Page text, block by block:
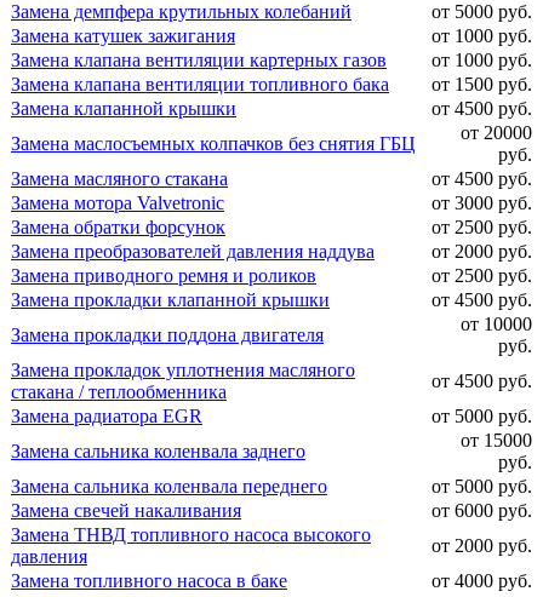
Замена демпфера крутильных колебаний
от 5000 руб.
Замена катушек зажигания
от 1000 руб.
Замена клапана вентиляции картерных газов
от 1000 руб.
Замена клапана вентиляции топливного бака
от 1500 руб.
Замена клапанной крышки
от 4500 руб.
Замена маслосъемных колпачков без снятия ГБЦ
от 20000
руб.
Замена масляного стакана
от 4500 руб.
Замена мотора Valvetronic
от 3000 руб.
Замена обратки форсунок
от 2500 руб.
Замена преобразователей давления наддува
от 2000 руб.
Замена приводного ремня и роликов
от 2500 руб.
Замена прокладки клапанной крышки
от 4500 руб.
Замена прокладки поддона двигателя
от 10000
руб.
Замена прокладок уплотнения масляного
стакана / теплообменника
от 4500 руб.
Замена радиатора EGR
от 5000 руб.
Замена сальника коленвала заднего
от 15000
руб.
Замена сальника коленвала переднего
от 5000 руб.
Замена свечей накаливания
от 6000 руб.
Замена ТНВД топливного насоса высокого
давления
от 2000 руб.
Замена топливного насоса в баке
от 4000 руб.